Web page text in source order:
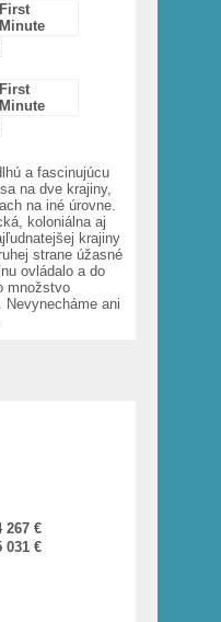
First
Minute
First
Minute
a fascinujúcu
na dve krajiny,
na iné úrovne.
koloniálna aj
krajiny
strane úžasné
ovládalo a do
množstvo
ani
267 €
031 €